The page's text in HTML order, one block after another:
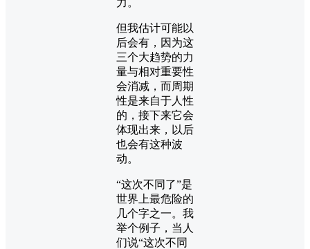
但我估计可能以
后会有，因为这
三个大趋势的力
量与相对重要性
会消减，而周期
性是来自于人性
的，接下来它会
体现出来，以后
也会有这种波
动。
“这次不同了”是
世界上最危险的
几个字之一。我
举个例子，当人
们说“这次不同